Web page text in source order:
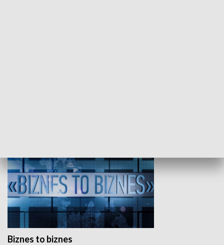
Biznes to biznes